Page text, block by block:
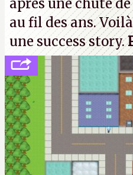
après une chute
au fil des ans.
une success story.